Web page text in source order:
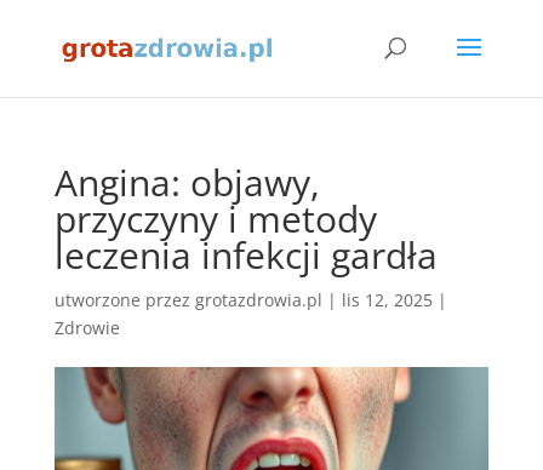
Angina: objawy,
przyczyny i metody
leczenia infekcji gardła
utworzone przez grotazdrowia.pl | lis 12, 2025|
Zdrowie